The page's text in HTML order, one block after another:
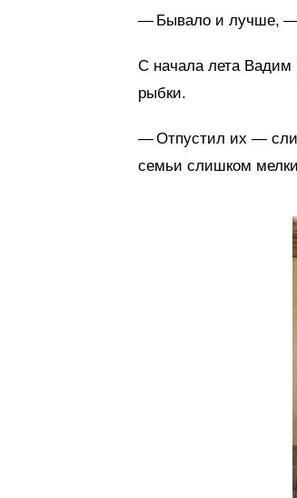
— Бывало и лучше, —
С начала лета Вадим
рыбки.
— Отпустил их —
семьи слишком